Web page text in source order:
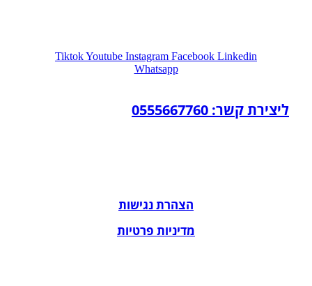
TiktokYoutube Instagram Facebook Linkedin
Whatsapp
ליצירת קשר: 0555667760
הצהרת נגישות
מדיניות פרטיות